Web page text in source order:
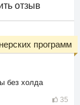
отзыв
без холда
35
программ